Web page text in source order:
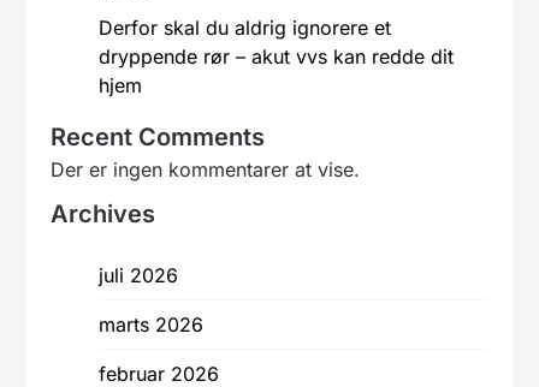
Derfor skal du aldrig ignorere et
dryppende rør – akut vvs kan redde dit
hjem
Recent Comments
Der er ingen kommentarer at vise.
Archives
juli 2026
marts 2026
februar 2026